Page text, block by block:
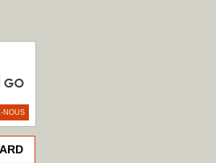
NOUS